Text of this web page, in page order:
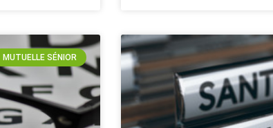
MUTUELLE SÉNIOR